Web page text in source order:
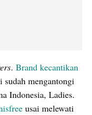
. Brand kecantikan
mengantongi
Indonesia, Ladies.
usai melewati